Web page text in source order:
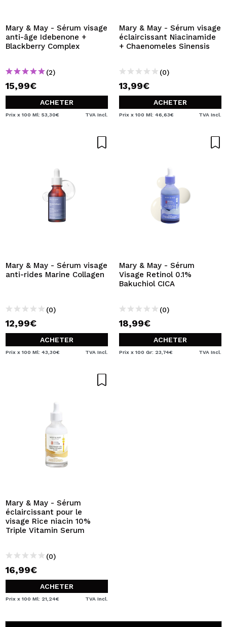
En créant un compte sur Maquibeauty.fr vous pourrez
effectuer vos achats rapidement, vérifier l'état de vos
commandes et consulter vos opérations précédentes.
Mary & May - Sérum visage
anti-âge Idebenone +
Blackberry Complex
(2)
15,99€
ACHETER
Prix x 100 Ml: 53,30€ TVA Incl.
Mary & May - Sérum visage
éclaircissant Niacinamide
+ Chaenomeles Sinensis
(0)
13,99€
ACHETER
Prix x 100 Ml: 46,63€ TVA Incl.
Mary & May - Sérum visage
anti-rides Marine Collagen
(0)
12,99€
ACHETER
Prix x 100 Ml: 43,30€ TVA Incl.
Mary & May - Sérum
Visage Retinol 0.1%
Bakuchiol CICA
(0)
18,99€
ACHETER
Prix x 100 Gr: 23,74€ TVA Incl.
Mary & May - Sérum
éclaircissant pour le
visage Rice niacin 10%
Triple Vitamin Serum
(0)
16,99€
ACHETER
Prix x 100 Ml: 21,24€ TVA Incl.